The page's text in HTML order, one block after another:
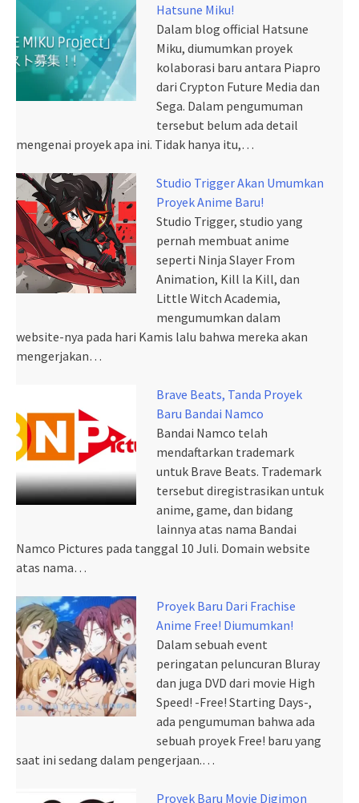
Hatsune Miku!
Dalam blog official Hatsune
Miku, diumumkan proyek
kolaborasi baru antara Piapro
dari Crypton Future Media dan
Sega. Dalam pengumuman
tersebut belum ada detail
mengenai proyek apa ini. Tidak hanya itu,…
Studio Trigger Akan Umumkan
Proyek Anime Baru!
Studio Trigger, studio yang
pernah membuat anime
seperti Ninja Slayer From
Animation, Kill la Kill, dan
Little Witch Academia,
mengumumkan dalam
website-nya pada hari Kamis lalu bahwa mereka akan
mengerjakan…
Brave Beats, Tanda Proyek
Baru Bandai Namco
Bandai Namco telah
mendaftarkan trademark
untuk Brave Beats. Trademark
tersebut diregistrasikan untuk
anime, game, dan bidang
lainnya atas nama Bandai
Namco Pictures pada tanggal 10 Juli. Domain website
atas nama…
Proyek Baru Dari Frachise
Anime Free! Diumumkan!
Dalam sebuah event
peringatan peluncuran Bluray
dan juga DVD dari movie High
Speed! -Free! Starting Days-,
ada pengumuman bahwa ada
sebuah proyek Free! baru yang
saat ini sedang dalam pengerjaan.…
Proyek Baru Movie Digimon